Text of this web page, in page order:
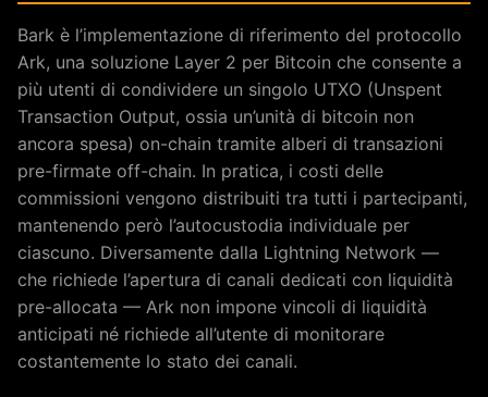
Bark è l’implementazione di riferimento del protocollo
Ark, una soluzione Layer 2 per Bitcoin che consente a
più utenti di condividere un singolo UTXO (Unspent
Transaction Output, ossia un’unità di bitcoin non
ancora spesa) on-chain tramite alberi di transazioni
pre-firmate off-chain. In pratica, i costi delle
commissioni vengono distribuiti tra tutti i partecipanti,
mantenendo però l’autocustodia individuale per
ciascuno. Diversamente dalla Lightning Network —
che richiede l’apertura di canali dedicati con liquidità
pre-allocata — Ark non impone vincoli di liquidità
anticipati né richiede all’utente di monitorare
costantemente lo stato dei canali.